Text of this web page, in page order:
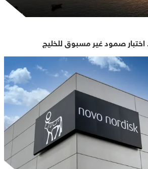
صمود غير مسبوق للخليج